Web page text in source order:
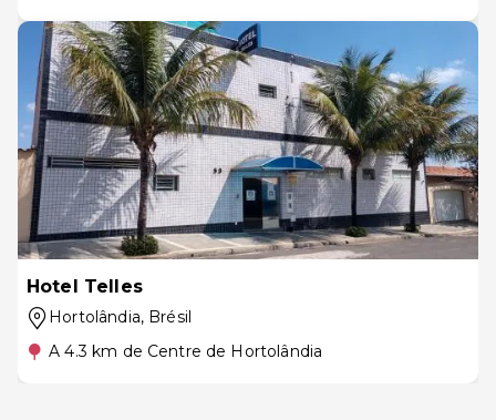
Hotel Telles
Hortolândia, Brésil
A 4.3 km de Centre de Hortolândia